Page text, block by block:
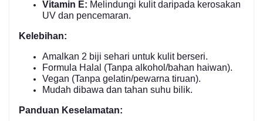
Vitamin E: Melindungi kulit daripada kerosakan
UV dan pencemaran.
Kelebihan:
Amalkan 2 biji sehari untuk kulit berseri.
Formula Halal (Tanpa alkohol/bahan haiwan).
Vegan (Tanpa gelatin/pewarna tiruan).
Mudah dibawa dan tahan suhu bilik.
Panduan Keselamatan: